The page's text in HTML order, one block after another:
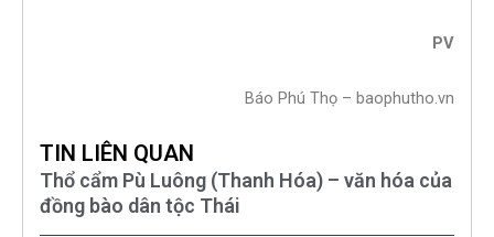
PV
Báo Phú Thọ – baophutho.vn
TIN LIÊN QUAN
Thổ cẩm Pù Luông (Thanh Hóa) – văn hóa của
đồng bào dân tộc Thái